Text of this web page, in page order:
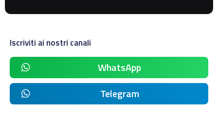
Iscriviti ai nostri canali
WhatsApp
Telegram